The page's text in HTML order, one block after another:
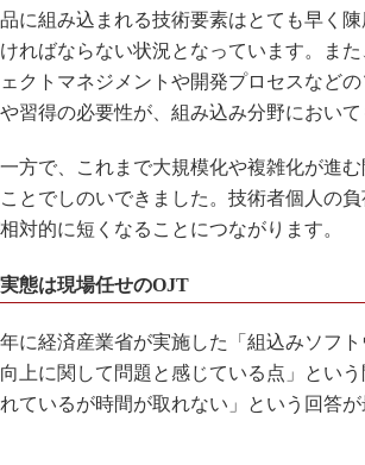
に組み込まれる技術要素はとても早く
ればならない状況となっています。ま
クトマネジメントや開発プロセスなど
習得の必要性が、組み込み分野において
方で、これまで大規模化や複雑化が進
ことでしのいできました。技術者個人の
対的に短くなることにつながります。
態は現場任せのOJT
に経済産業省が実施した「組込みソフ
上に関して問題と感じている点」とい
ているが時間が取れない」という回答